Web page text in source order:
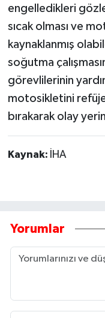
engelledikleri
sıcak olması ve
kaynaklanmış
soğutma
görevlilerinin
motosikletini
bırakarak olay
Kaynak: İHA
Yorumlar